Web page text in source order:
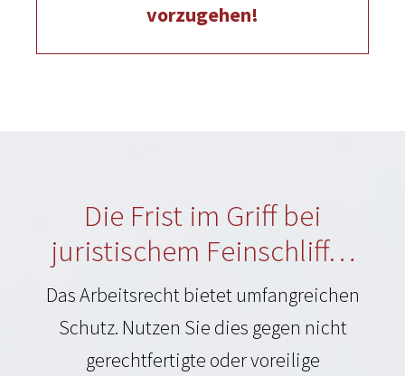
vorzugehen!
Die Frist im Griff bei
juristischem Feinschliff…
Das Arbeitsrecht bietet umfangreichen
Schutz. Nutzen Sie dies gegen nicht
gerechtfertigte oder voreilige